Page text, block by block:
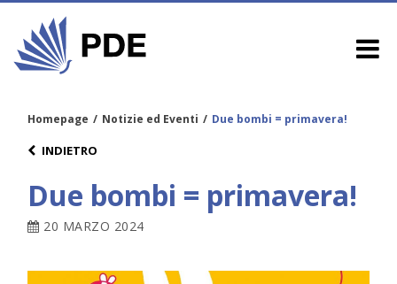
Homepage / Notizie ed Eventi / Due bombi = primavera!
INDIETRO
Due bombi = primavera!
20 MARZO 2024